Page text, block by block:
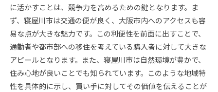
に活かすことは、競争力を高めるための鍵となります。ま
ず、寝屋川市は交通の便が良く、大阪市内へのアクセスも容
易な点が大きな魅力です。この利便性を前面に出すことで、
通勤者や都市部への移住を考えている購入者に対して大きな
アピールとなります。また、寝屋川市は自然環境が豊かで、
住み心地が良いことでも知られています。このような地域特
性を具体的に示し、買い手に対してその価値を伝えることが